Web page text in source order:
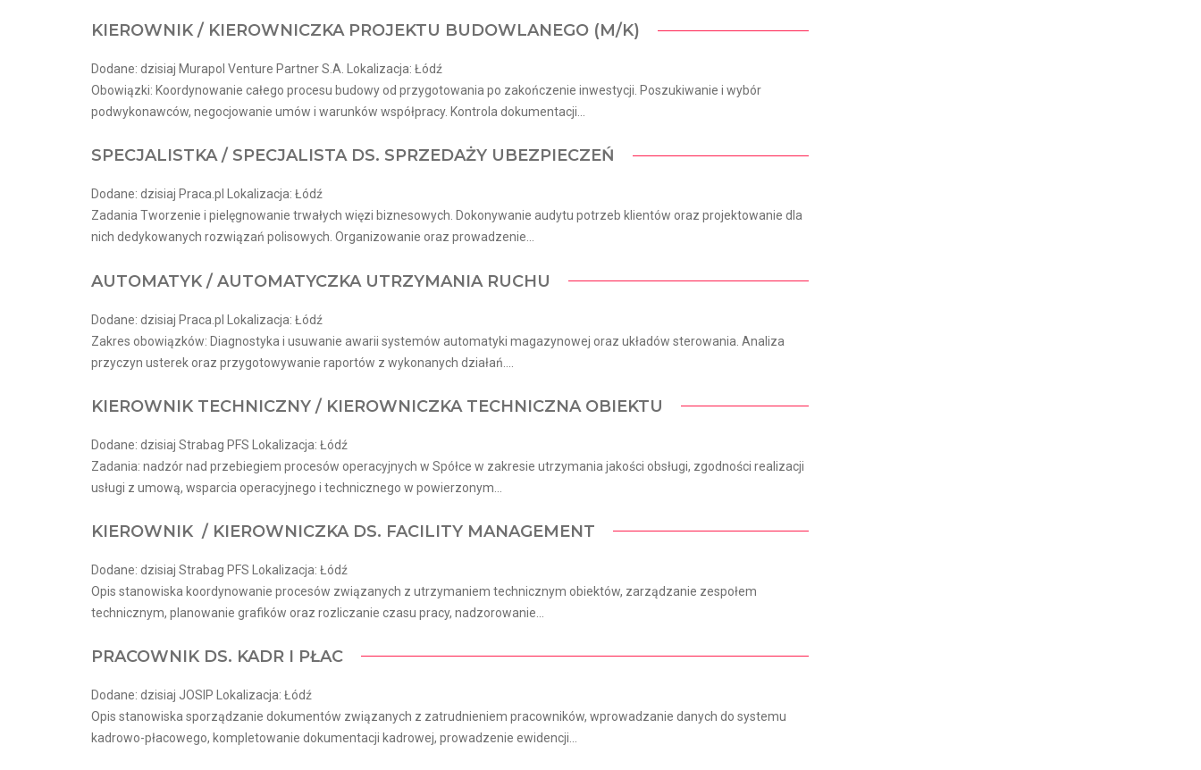
KIEROWNIK / KIEROWNICZKA PROJEKTU BUDOWLANEGO (M/K)
Dodane: dzisiaj Murapol Venture Partner S.A. Lokalizacja: Łódź
Obowiązki: Koordynowanie całego procesu budowy od przygotowania po zakończenie inwestycji. Poszukiwanie i wybór
podwykonawców, negocjowanie umów i warunków współpracy. Kontrola dokumentacji...
SPECJALISTKA / SPECJALISTA DS. SPRZEDAŻY UBEZPIECZEŃ
Dodane: dzisiaj Praca.pl Lokalizacja: Łódź
Zadania Tworzenie i pielęgnowanie trwałych więzi biznesowych. Dokonywanie audytu potrzeb klientów oraz projektowanie dla
nich dedykowanych rozwiązań polisowych. Organizowanie oraz prowadzenie...
AUTOMATYK / AUTOMATYCZKA UTRZYMANIA RUCHU
Dodane: dzisiaj Praca.pl Lokalizacja: Łódź
Zakres obowiązków: Diagnostyka i usuwanie awarii systemów automatyki magazynowej oraz układów sterowania. Analiza
przyczyn usterek oraz przygotowywanie raportów z wykonanych działań....
KIEROWNIK TECHNICZNY / KIEROWNICZKA TECHNICZNA OBIEKTU
Dodane: dzisiaj Strabag PFS Lokalizacja: Łódź
Zadania: nadzór nad przebiegiem procesów operacyjnych w Spółce w zakresie utrzymania jakości obsługi, zgodności realizacji
usługi z umową, wsparcia operacyjnego i technicznego w powierzonym...
KIEROWNIK / KIEROWNICZKA DS. FACILITY MANAGEMENT
Dodane: dzisiaj Strabag PFS Lokalizacja: Łódź
Opis stanowiska koordynowanie procesów związanych z utrzymaniem technicznym obiektów, zarządzanie zespołem
technicznym, planowanie grafików oraz rozliczanie czasu pracy, nadzorowanie...
PRACOWNIK DS. KADR I PŁAC
Dodane: dzisiaj JOSIP Lokalizacja: Łódź
Opis stanowiska sporządzanie dokumentów związanych z zatrudnieniem pracowników, wprowadzanie danych do systemu
kadrowo-płacowego, kompletowanie dokumentacji kadrowej, prowadzenie ewidencji...